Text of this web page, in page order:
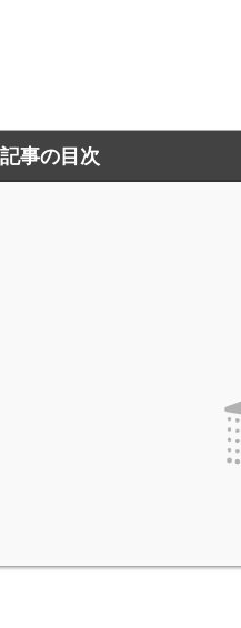
事の目次